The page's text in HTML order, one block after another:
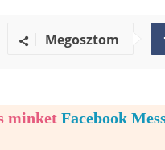
Megosztom
minket Facebook